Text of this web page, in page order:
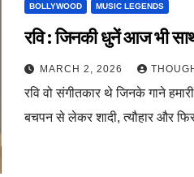
BOLLYWOOD MUSIC LEGENDS
रवि : जिनकी धुनें आज भी
MARCH 2, 2026
रवि वो संगीतकार थे जिनके गाने
बचपन से लेकर शादी, त्यौहार और